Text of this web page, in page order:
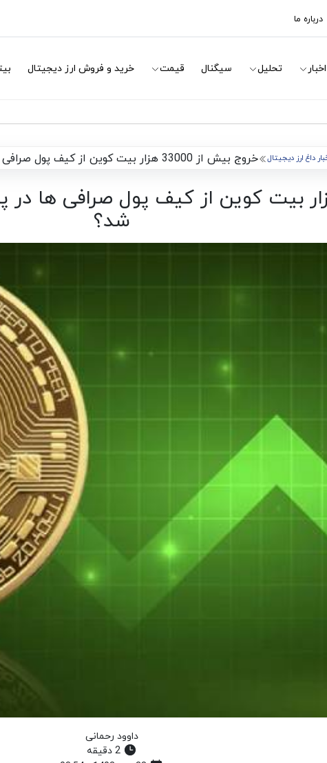
درباره ما
اخبار تحلیل سیگنال قیمت خرید و فروش ارز دیجیتال
داغ ارز دیجیتال خروج بیش از 33000 هزار بیت کوین از کیف پول صرافی ها در پنج روز، آیا روند صعودی دوباره شروع شد؟
بیش از 33000 هزار بیت کوین از کیف پول
شد؟
داوود رحمانی
2 دقیقه